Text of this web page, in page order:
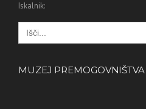
Iskalnik:
Search
for:
MUZEJ PREMOGOVNIŠTVA